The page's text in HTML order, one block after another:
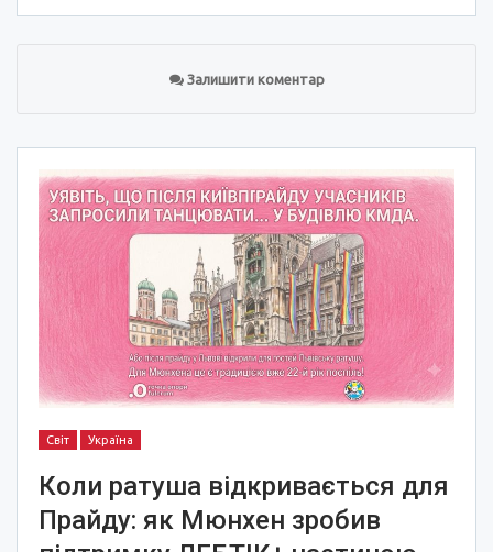
Залишити коментар
Світ Україна
Коли ратуша відкривається для
Прайду: як Мюнхен зробив